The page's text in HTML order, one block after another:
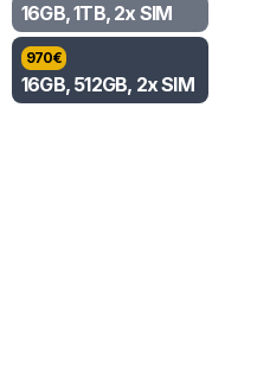
16GB, 1TB, 2x SIM
970€
16GB, 512GB, 2x SIM